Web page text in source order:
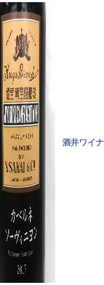
酒井ワイ